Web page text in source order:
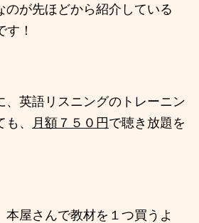
のが先ほどから紹介している
す！
、英語リスニングのトレーニン
、
月額７５０円で聴き放題を
本屋さんで教材を１つ買うよ